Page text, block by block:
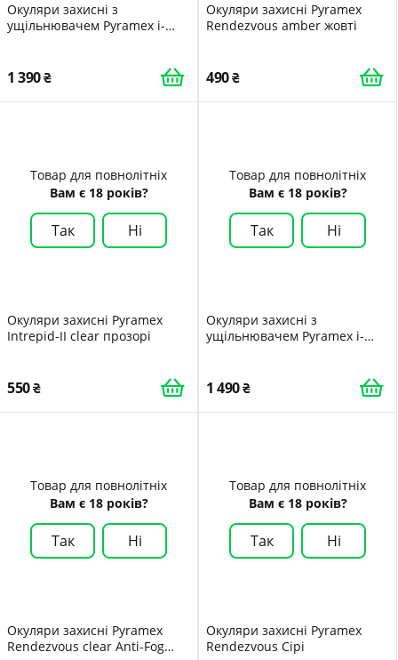
Окуляри захисні з
ущільнювачем Pyramex i-
1 390
Окуляри захисні Pyramex
Rendezvous amber жовті
490
Товар для повнолітніх
Вам є 18 років?
Так Ні
Окуляри захисні Pyramex
Intrepid-II clear прозорі
550
Товар для повнолітніх
Вам є 18 років?
Так Ні
Окуляри захисні з
ущільнювачем Pyramex i-
1 490
Товар для повнолітніх
Вам є 18 років?
Так Ні
Окуляри захисні Pyramex
Rendezvous clear Anti-Fog
Товар для повнолітніх
Вам є 18 років?
Так Ні
Окуляри захисні Pyramex
Rendezvous Сірі